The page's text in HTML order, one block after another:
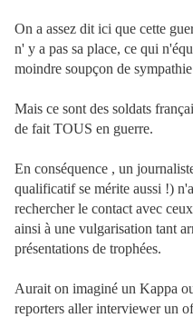
On a assez dit ici que cette
n' y a pas sa place, ce qui
moindre soupçon de
Mais ce sont des soldats
de fait TOUS en guerre.
En conséquence , un
qualificatif se mérite aussi !)
rechercher le contact avec
ainsi à une vulgarisation tant
présentations de trophées.
Aurait on imaginé un Kappa
reporters aller interviewer un